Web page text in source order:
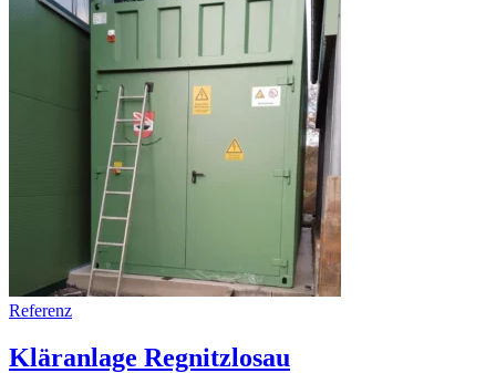
Referenz
Kläranlage Regnitzlosau